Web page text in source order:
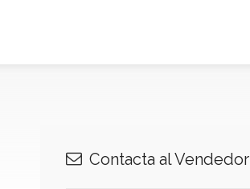
Contacta al Vendedor